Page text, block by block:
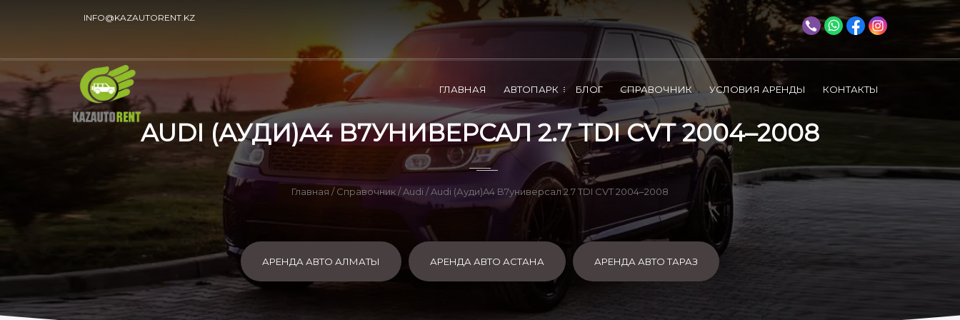
INFO@KAZAUTORENT.KZ
ГЛАВНАЯ АВТОПАРК БЛОГ СПРАВОЧНИК УСЛОВИЯ АРЕНДЫ КОНТАКТЫ
AUDI (АУДИ)A4 B7УНИВЕРСАЛ 2.7 TDI CVТ 2004–2008
Главная /Справочник/Audi / Audi (Ауди)A4 B7универсал 2.7 TDI CVТ 2004–2008
АРЕНДА АВТО АЛМАТЫ АРЕНДА АВТО АСТАНА АРЕНДА АВТО ТАРАЗ